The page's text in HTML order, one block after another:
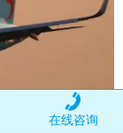
在线咨询